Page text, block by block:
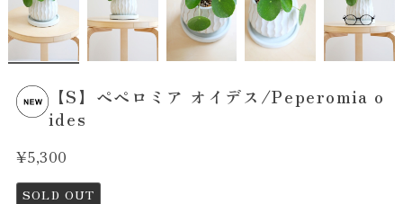
【S】ペペロミア オイデス/Peperomia o
ides
¥5,300
SOLD OUT